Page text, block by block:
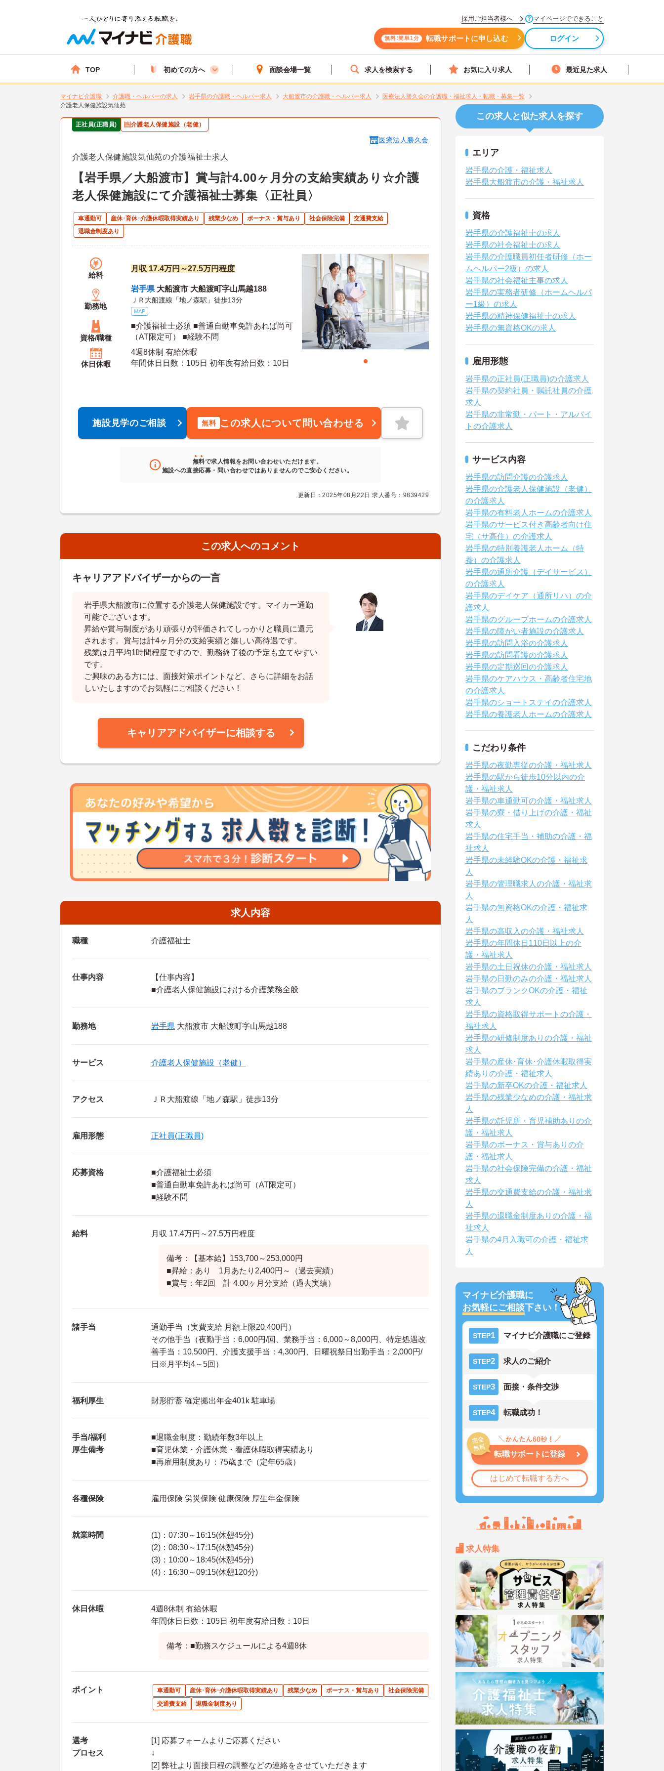
採用ご担当者様へ マイページでできること
無料!簡単1分 転職サポートに申し込む ログイン
TOP 初めての方へ 面談会場一覧 求人を検索する お気に入り求人 最近見た求人
マイナビ介護職 介護職・ヘルパーの求人 岩手県の介護職・ヘルパー求人 大船渡市の介護職・ヘルパー求人
医療法人勝久会の介護職・福祉求人・転職・募集一覧
介護老人保健施設気仙苑
正社員(正職員) 介護老人保健施設（老健）
医療法人勝久会
介護老人保健施設気仙苑の介護福祉士求人
【岩手県／大船渡市】賞与計4.00ヶ月分の支給実績あり☆介護
老人保健施設にて介護福祉士募集〈正社員〉
車通勤可 産休･育休･介護休暇取得実績あり 残業少なめ ボーナス・賞与あり 社会保険完備
交通費支給
退職金制度あり
給料
月収 17.4万円～27.5万円程度
勤務地
岩手県 大船渡市 大船渡町字山馬越188
ＪＲ大船渡線「地ノ森駅」徒歩13分
MAP
資格/職種
■介護福祉士必須 ■普通自動車免許あれば尚可
（AT限定可） ■経験不問
休日休暇
4週8休制 有給休暇
年間休日日数：105日 初年度有給日数：10日
施設見学のご相談 無料 この求人について問い合わせる
無料で求人情報をお問い合わせいただけます。
施設への直接応募・問い合わせではありませんのでご安心ください。
更新日：2025年08月22日 求人番号：9839429
この求人へのコメント
キャリアアドバイザーからの一言
岩手県大船渡市に位置する介護老人保健施設です。マイカー通勤
可能でございます。
昇給や賞与制度があり頑張りが評価されてしっかりと職員に還元
されます。賞与は計4ヶ月分の支給実績と嬉しい高待遇です。
残業は月平均1時間程度ですので、勤務終了後の予定も立てやすい
です。
ご興味のある方には、面接対策ポイントなど、さらに詳細をお話
しいたしますのでお気軽にご相談ください！
キャリアアドバイザーに相談する
求人内容
職種 介護福祉士
仕事内容
【仕事内容】
■介護老人保健施設における介護業務全般
勤務地 岩手県 大船渡市 大船渡町字山馬越188
サービス 介護老人保健施設（老健）
アクセス ＪＲ大船渡線「地ノ森駅」徒歩13分
雇用形態 正社員(正職員)
応募資格
■介護福祉士必須
■普通自動車免許あれば尚可（AT限定可）
■経験不問
給料 月収 17.4万円～27.5万円程度
備考：【基本給】153,700～253,000円
■昇給：あり 1月あたり2,400円～（過去実績）
■賞与：年2回 計 4.00ヶ月分支給（過去実績）
諸手当
通勤手当（実費支給 月額上限20,400円）
その他手当（夜勤手当：6,000円/回、業務手当：6,000～8,000円、特定処遇改
善手当：10,500円、介護支援手当：4,300円、日曜祝祭日出勤手当：2,000円/
日※月平均4～5回）
福利厚生 財形貯蓄 確定拠出年金401k 駐車場
手当/福利
厚生備考
■退職金制度：勤続年数3年以上
■育児休業・介護休業・看護休暇取得実績あり
■再雇用制度あり：75歳まで（定年65歳）
各種保険 雇用保険 労災保険 健康保険 厚生年金保険
就業時間
(1)：07:30～16:15(休憩45分)
(2)：08:30～17:15(休憩45分)
(3)：10:00～18:45(休憩45分)
(4)：16:30～09:15(休憩120分)
休日休暇
4週8休制 有給休暇
年間休日日数：105日 初年度有給日数：10日
備考：■勤務スケジュールによる4週8休
ポイント 車通勤可 産休･育休･介護休暇取得実績あり 残業少なめ ボーナス・賞与あり
社会保険完備
交通費支給
退職金制度あり
選考
プロセス
[1] 応募フォームよりご応募ください
↓
[2] 弊社より面接日程の調整などの連絡をさせていただきます
この求人と似た求人を探す
エリア
岩手県の介護・福祉求人
岩手県大船渡市の介護・福祉求人
資格
岩手県の介護福祉士の求人
岩手県の社会福祉士の求人
岩手県の介護職員初任者研修（ホー
ムヘルパー2級）の求人
岩手県の社会福祉主事の求人
岩手県の実務者研修（ホームヘルパ
ー1級）の求人
岩手県の精神保健福祉士の求人
岩手県の無資格OKの求人
雇用形態
岩手県の正社員(正職員)の介護求人
岩手県の契約社員・嘱託社員の介護
求人
岩手県の非常勤・パート・アルバイ
トの介護求人
サービス内容
岩手県の訪問介護の介護求人
岩手県の介護老人保健施設（老健）
の介護求人
岩手県の有料老人ホームの介護求人
岩手県のサービス付き高齢者向け住
宅（サ高住）の介護求人
岩手県の特別養護老人ホーム（特
養）の介護求人
岩手県の通所介護（デイサービス）
の介護求人
岩手県のデイケア（通所リハ）の介
護求人
岩手県のグループホームの介護求人
岩手県の障がい者施設の介護求人
岩手県の訪問入浴の介護求人
岩手県の訪問看護の介護求人
岩手県の定期巡回の介護求人
岩手県のケアハウス・高齢者住宅地
の介護求人
岩手県のショートステイの介護求人
岩手県の養護老人ホームの介護求人
こだわり条件
岩手県の夜勤専従の介護・福祉求人
岩手県の駅から徒歩10分以内の介
護・福祉求人
岩手県の車通勤可の介護・福祉求人
岩手県の寮・借り上げの介護・福祉
求人
岩手県の住宅手当・補助の介護・福
祉求人
岩手県の未経験OKの介護・福祉求
人
岩手県の管理職求人の介護・福祉求
人
岩手県の無資格OKの介護・福祉求
人
岩手県の高収入の介護・福祉求人
岩手県の年間休日110日以上の介
護・福祉求人
岩手県の土日祝休の介護・福祉求人
岩手県の日勤のみの介護・福祉求人
岩手県のブランクOKの介護・福祉
求人
岩手県の資格取得サポートの介護・
福祉求人
岩手県の研修制度ありの介護・福祉
求人
岩手県の産休･育休･介護休暇取得実
績ありの介護・福祉求人
岩手県の新卒OKの介護・福祉求人
岩手県の残業少なめの介護・福祉求
人
岩手県の託児所・育児補助ありの介
護・福祉求人
岩手県のボーナス・賞与ありの介
護・福祉求人
岩手県の社会保険完備の介護・福祉
求人
岩手県の交通費支給の介護・福祉求
人
岩手県の退職金制度ありの介護・福
祉求人
岩手県の4月入職可の介護・福祉求
人
マイナビ介護職に
お気軽にご相談下さい！
STEP1 マイナビ介護職にご登録
STEP2 求人のご紹介
STEP3 面接・条件交渉
STEP4 転職成功！
転職サポートに登録
はじめて転職する方へ
求人特集